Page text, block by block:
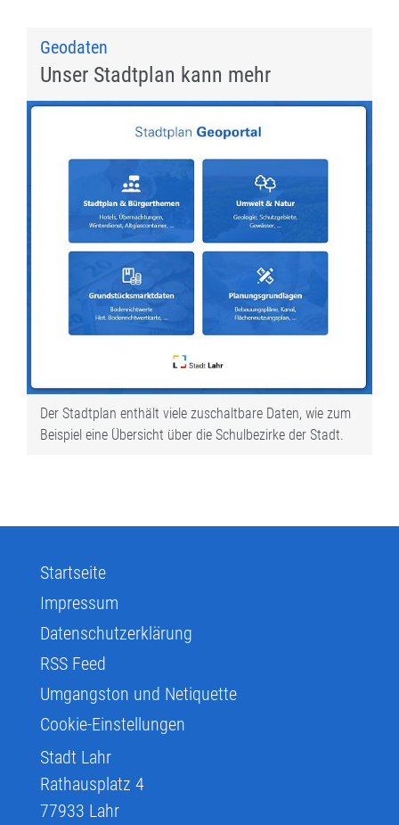
Geodaten
Unser Stadtplan kann mehr
Der Stadtplan enthält viele zuschaltbare Daten, wie zum
Beispiel eine Übersicht über die Schulbezirke der Stadt.
Startseite
Impressum
Datenschutzerklärung
RSS Feed
Umgangston und Netiquette
Cookie-Einstellungen
Stadt Lahr
Rathausplatz 4
77933 Lahr